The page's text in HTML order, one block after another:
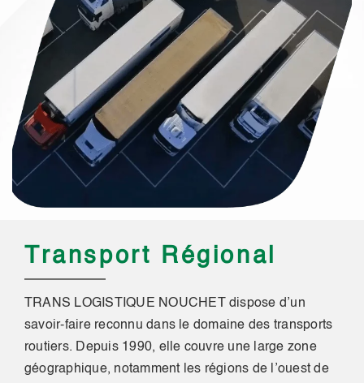
Transport Régional
TRANS LOGISTIQUE NOUCHET dispose d’un
savoir-faire reconnu dans le domaine des transports
routiers. Depuis 1990, elle couvre une large zone
géographique, notamment les régions de l’ouest de